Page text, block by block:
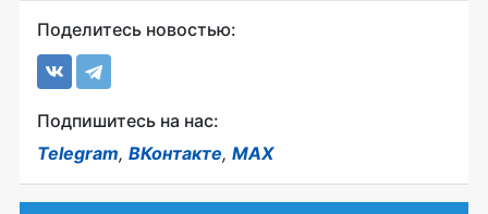
Поделитесь новостью:
Подпишитесь на нас:
Telegram, ВКонтакте, MAX